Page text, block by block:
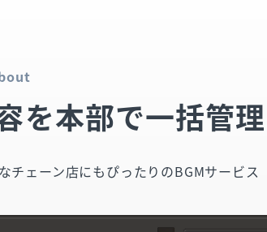
を本部で一括管理
チェーン店にもぴったりのBGMサービス